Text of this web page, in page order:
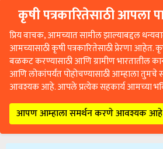
कृषी पत्रकारितेसाठी आपला
प्रिय वाचक, आमच्यात सामील झाल्याबद्दल
आमच्यासाठी कृषी पत्रकारितेसाठी प्रेरणा आहेत.
बळकट करण्यासाठी आणि ग्रामीण भारतातील
आणि लोकांपर्यंत पोहोचण्यासाठी आम्हाला तुमचे
आवश्यक आहे. आपले प्रत्येक सहकार्य आमच्या
आपण आम्हाला समर्थन करणे आवश्यक